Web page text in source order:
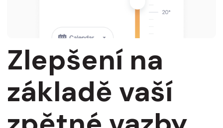
Zlepšení na
základě vaší